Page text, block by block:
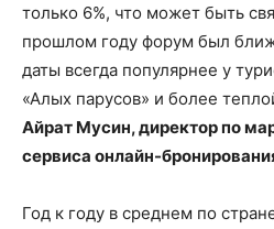
только 6%, что может быть
прошлом году форум был
даты всегда популярнее у
«Алых парусов» и более
Айрат Мусин, директор по
сервиса онлайн-
Год к году в среднем по